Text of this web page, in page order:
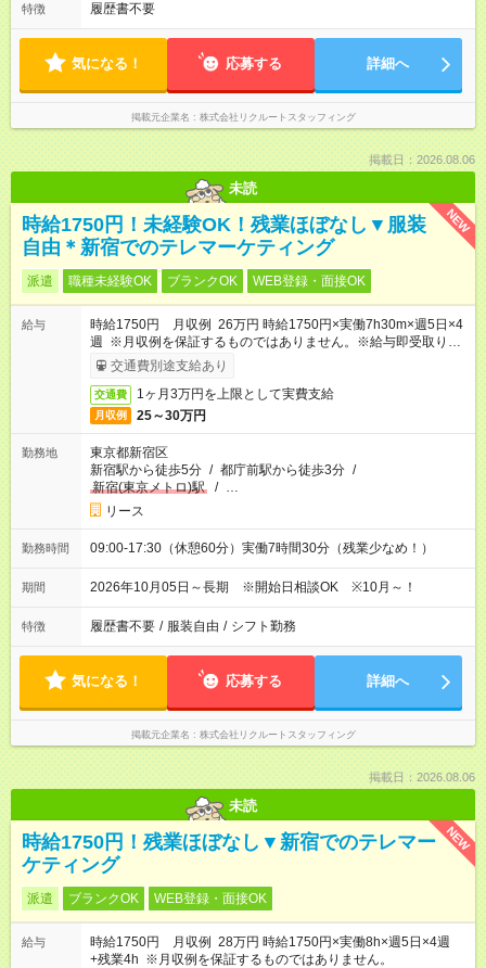
特徴 履歴書不要
気になる！ 応募する 詳細へ
掲載元企業名 株式会社リクルートスタッフィング
掲載日：2026.08.06
未読
NEW
時給1750円！未経験OK！残業ほぼなし▼服装
自由＊新宿でのテレマーケティング
派遣 職種未経験OK ブランクOK WEB登録・面接OK
給与
時給1750円 月収例 26万円 時給1750円×実働7h30m×週5日×4
週 ※月収例を保証するものではありません。※給与即受取りサ
ービス利用可（利用条件有）
交通費別途支給あり
交通費 1ヶ月3万円を上限として実費支給
月収例 25～30万円
勤務地
東京都新宿区
新宿駅から徒歩5分 / 都庁前駅から徒歩3分 /
新宿(東京メトロ)駅
/ …
リース
勤務時間 09:00-17:30（休憩60分）実働7時間30分（残業少なめ！）
期間 2026年10月05日～長期 ※開始日相談OK ※10月～！
特徴 履歴書不要 / 服装自由 / シフト勤務
気になる！ 応募する 詳細へ
掲載元企業名 株式会社リクルートスタッフィング
掲載日：2026.08.06
未読
NEW
時給1750円！残業ほぼなし▼新宿でのテレマー
ケティング
派遣 ブランクOK WEB登録・面接OK
給与
時給1750円 月収例 28万円 時給1750円×実働8h×週5日×4週
+残業4h ※月収例を保証するものではありません。